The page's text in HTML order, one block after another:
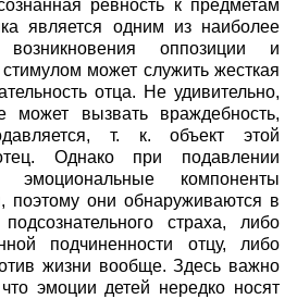
ревность к предметам
является одним из наиболее
оппозиции и
может служить жесткая
отца. Не удивительно,
может вызвать враждебность,
т. к. объект этой
Однако при подавлении
эмоциональные компоненты
поэтому они обнаруживаются в
страха, либо
подчиненности отцу, либо
жизни вообще. Здесь важно
эмоции детей нередко носят